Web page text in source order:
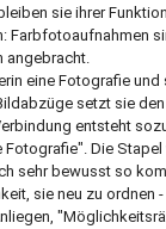
sie ihrer
Farbfotoaufnahmen
angebracht.
eine Fotografie und
setzt sie
entsteht
Die
sehr bewusst so
sie neu zu ordnen